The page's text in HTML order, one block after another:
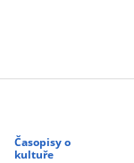
Časopisy o
kultuře